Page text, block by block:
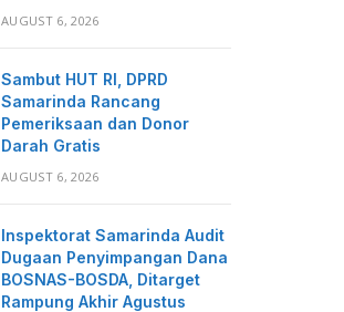
AUGUST 6, 2026
Sambut HUT RI, DPRD
Samarinda Rancang
Pemeriksaan dan Donor
Darah Gratis
AUGUST 6, 2026
Inspektorat Samarinda Audit
Dugaan Penyimpangan Dana
BOSNAS-BOSDA, Ditarget
Rampung Akhir Agustus